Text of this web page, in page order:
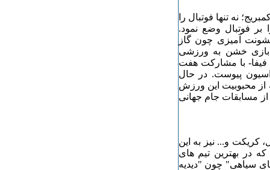
آزاد گشت. در سال 1863 دانشگاه کمبریج؛ نه تنها فوتبال را
فوتبال وضع نمود.
آمیزی چون گاز
بازی خشن به ورزشی
فوتبال- فیفا- با مشارکت هفت
پیوست. در حال
از محبوبیت این ورزش
می کند. در سال 1930 اولین دوره از مسابقات جام جهانی
کریکت و... نیز به این
در بهترین تیم های
سیاهی" چون "دیدیه